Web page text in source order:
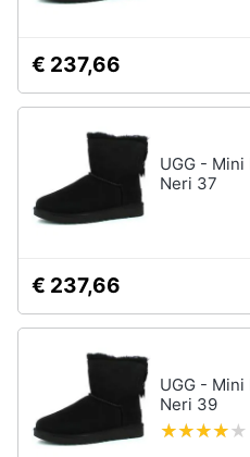
€ 237,66
UGG -
Neri 37
€ 237,66
UGG -
Neri 39